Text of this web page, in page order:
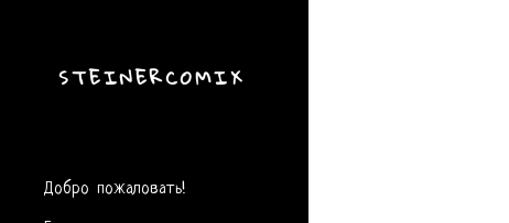
STEINERCOMIX
Добро пожаловать!